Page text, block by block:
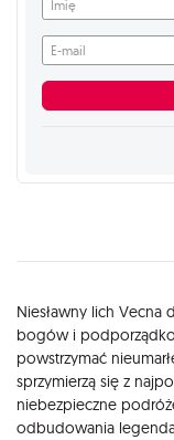
E-mail
Opis
Niesławny lich Vecna
bogów i
powstrzymać
sprzymierzą się z
niebezpieczne
odbudowania